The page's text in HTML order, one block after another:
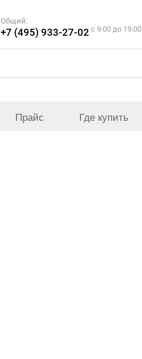
Общий:
+7 (495) 933-27-02 c 9:00 до 19:00
Прайс Где купить